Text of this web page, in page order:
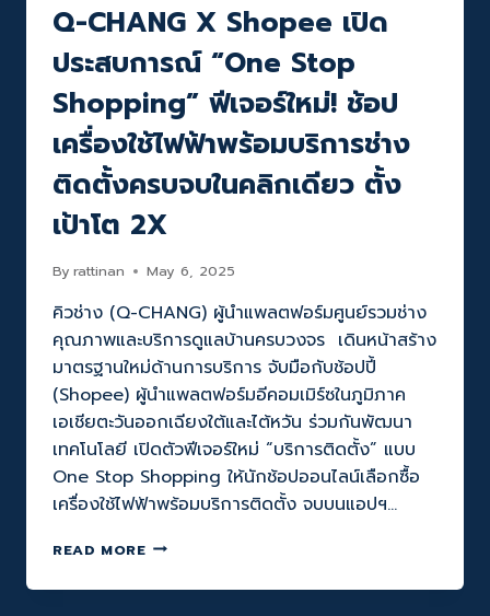
Q-CHANG X Shopee เปิด
ประสบการณ์ “One Stop
Shopping” ฟีเจอร์ใหม่! ช้อป
เครื่องใช้ไฟฟ้าพร้อมบริการช่าง
ติดตั้งครบจบในคลิกเดียว ตั้ง
เป้าโต 2X
By rattinan May 6, 2025
คิวช่าง (Q-CHANG) ผู้นำแพลตฟอร์มศูนย์รวมช่าง
คุณภาพและบริการดูแลบ้านครบวงจร เดินหน้าสร้าง
มาตรฐานใหม่ด้านการบริการ จับมือกับช้อปปี้
(Shopee) ผู้นำแพลตฟอร์มอีคอมเมิร์ซในภูมิภาค
เอเชียตะวันออกเฉียงใต้และไต้หวัน ร่วมกันพัฒนา
เทคโนโลยี เปิดตัวฟีเจอร์ใหม่ “บริการติดตั้ง” แบบ
One Stop Shopping ให้นักช้อปออนไลน์เลือกซื้อ
เครื่องใช้ไฟฟ้าพร้อมบริการติดตั้ง จบบนแอปฯ…
READ MOREQ-
X